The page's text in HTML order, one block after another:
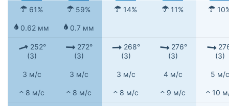
61% 59% 14% 11%
0.62 мм 0.7 мм
252°
(З)
272°
(З)
268°
(З)
276°
(З)
(З)
3 м/с 3 м/с 3 м/с 4 м/с 5 м/с
8 м/с 8 м/с 8 м/с 9 м/с 10